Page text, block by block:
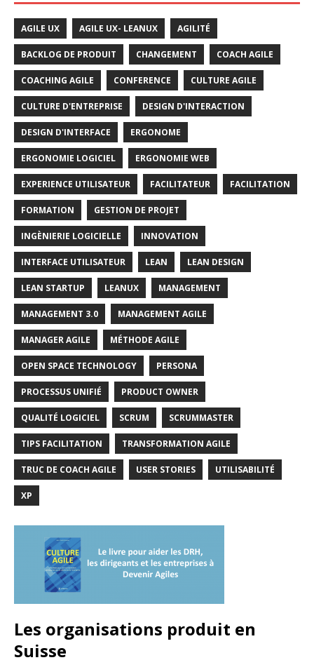
AGILE UX AGILE UX- LEANUX AGILITÉ
BACKLOG DE PRODUIT CHANGEMENT COACH AGILE
COACHING AGILE CONFERENCE CULTURE AGILE
CULTURE D'ENTREPRISE DESIGN D'INTERACTION
DESIGN D'INTERFACE ERGONOME
ERGONOMIE LOGICIEL ERGONOMIE WEB
EXPERIENCE UTILISATEUR FACILITATEUR FACILITATION
FORMATION GESTION DE PROJET
INGÈNIERIE LOGICIELLE INNOVATION
INTERFACE UTILISATEUR LEAN LEAN DESIGN
LEAN STARTUP LEANUX MANAGEMENT
MANAGEMENT 3.0 MANAGEMENT AGILE
MANAGER AGILE MÉTHODE AGILE
OPEN SPACE TECHNOLOGY PERSONA
PROCESSUS UNIFIÉ PRODUCT OWNER
QUALITÉ LOGICIEL SCRUM SCRUMMASTER
TIPS FACILITATION TRANSFORMATION AGILE
TRUC DE COACH AGILE USER STORIES UTILISABILITÉ
XP
Les organisations produit en
Suisse